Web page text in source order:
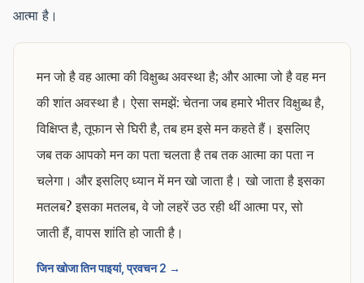
आत्मा है।
मन जो है वह आत्मा की विक्षुब्ध अवस्था है; और आत्मा जो है वह मन
की शांत अवस्था है। ऐसा समझें: चेतना जब हमारे भीतर विक्षुब्ध है,
विक्षिप्त है, तूफान से घिरी है, तब हम इसे मन कहते हैं। इसलिए
जब तक आपको मन का पता चलता है तब तक आत्मा का पता न
चलेगा। और इसलिए ध्यान में मन खो जाता है। खो जाता है इसका
मतलब? इसका मतलब, वे जो लहरें उठ रही थीं आत्मा पर, सो
जाती हैं, वापस शांति हो जाती है।
जिन खोजा तिन पाइयां, प्रवचन 2 →